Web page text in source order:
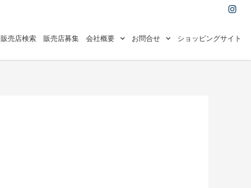
I
n
a
r
販売店検索 販売店募集 会社概要 お問合せ ショッピングサイト